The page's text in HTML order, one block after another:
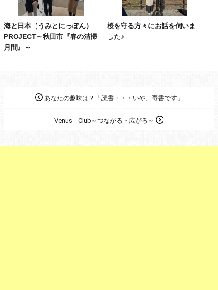
海と日本（うみとにっぽん）
PROJECT～秋田市『春の清掃
月間』～
桜を守る方々にお話を伺いま
した♪
あなたの趣味は？「読書・・・いや、毒書です」
Venus Club～つながる・広がる～